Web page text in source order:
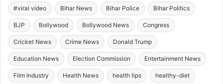
#viral video Bihar News Bihar Police Bihar Politics
BJP Bollywood Bollywood News Congress
Cricket News Crime News Donald Trump
Education News Election Commission Entertainment News
Film Industry Health News health tips healthy-diet